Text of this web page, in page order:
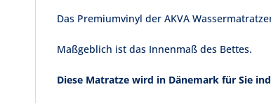
Das Premiumvinyl der AKVA
Maßgeblich ist das Innenmaß des Bettes.
Diese Matratze wird in Dänemark für Sie